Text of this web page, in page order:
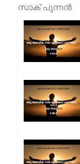
സാക് പുന്നൻ